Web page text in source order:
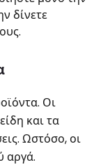
δίνετε
Οι
και τα
Ωστόσο, οι
αργά.